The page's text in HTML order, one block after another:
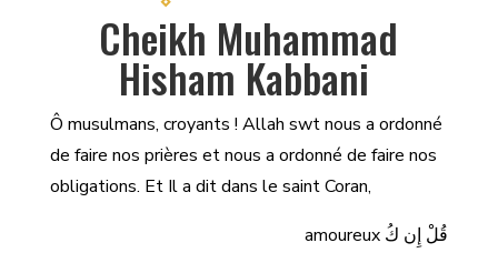
Cheikh Muhammad
Hisham Kabbani
Ô musulmans, croyants ! Allah swt nous a ordonné
de faire nos prières et nous a ordonné de faire nos
obligations. Et Il a dit dans le saint Coran,
قُلْ إِن كُ amoureux